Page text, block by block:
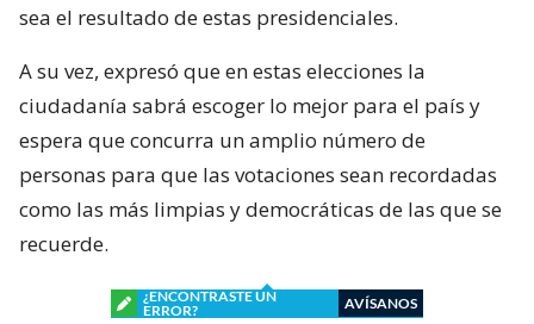
sea el resultado de estas presidenciales.
A su vez, expresó que en estas elecciones la
ciudadanía sabrá escoger lo mejor para el país y
espera que concurra un amplio número de
personas para que las votaciones sean recordadas
como las más limpias y democráticas de las que se
recuerde.
¿ENCONTRASTE UN
ERROR?
AVÍSANOS